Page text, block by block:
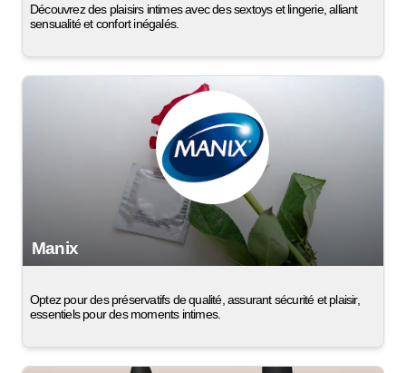
Découvrez des plaisirs intimes avec des sextoys et lingerie, alliant
sensualité et confort inégalés.
Manix
Optez pour des préservatifs de qualité, assurant sécurité et plaisir,
essentiels pour des moments intimes.